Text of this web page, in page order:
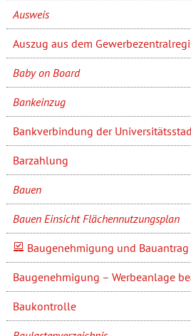
Ausweis
Auszug aus dem
Baby on Board
Bankeinzug
Bankverbindung der
Barzahlung
Bauen
Bauen Einsicht Flächennutzungsplan
Baugenehmigung und Bauantrag
Baugenehmigung – Werbeanlage
Baukontrolle